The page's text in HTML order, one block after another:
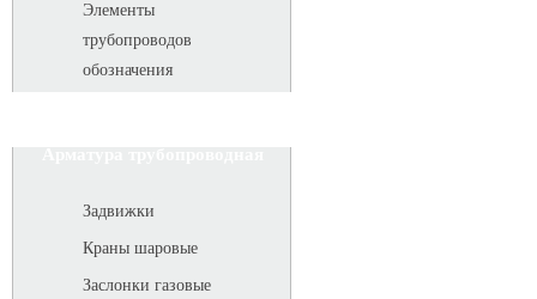
Элементы
трубопроводов
обозначения
Задвижки
Краны шаровые
Заслонки газовые